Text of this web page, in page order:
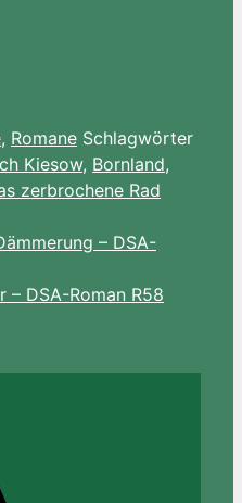
, Romane Schlagwörter
Kiesow, Bornland,
zerbrochene Rad
– DSA-
DSA-Roman R58